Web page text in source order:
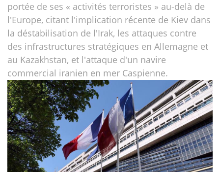
portée de ses « activités terroristes » au-delà de
l'Europe, citant l'implication récente de Kiev dans
la déstabilisation de l'Irak, les attaques contre
des infrastructures stratégiques en Allemagne et
au Kazakhstan, et l'attaque d'un navire
commercial iranien en mer Caspienne.